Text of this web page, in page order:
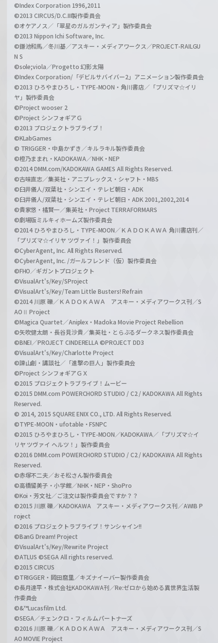
©Index Corporation 1996,2011
©2013 CIRCUS/D.C.III製作委員会
©オケアノス／「翠星のガルガンティア」製作委員会
©2013 Nippon Ichi Software, Inc.
©鎌池和馬／冬川基／アスキー・メディアワークス／PROJECT-RAILGU
N S
©sole;viola／Progetto 幻影太陽
©Index Corporation/「デビルサバイバー2」アニメーション製作委員会
©2013 ひろやまひろし・TYPE-MOON・角川書店／「プリズマ☆イリ
ヤ」製作委員会
©Project wooser 2
©Project シンフォギアＧ
©2013 プロジェクトラブライブ！
©KLabGames
© TRIGGER・中島かずき／キルラキル製作委員会
©橙乃ままれ・KADOKAWA／NHK・NEP
©2014 DMM.com/KADOKAWA GAMES All Rights Reserved.
©古味直志／集英社・アニプレックス・シャフト・MBS
©臼井儀人/双葉社・シンエイ・テレビ朝日・ADK
©臼井儀人/双葉社・シンエイ・テレビ朝日・ADK 2001,2002,2014
©貴家悠・橘賢一／集英社・Project TERRAFORMARS
©劇場版ミルキィホームズ製作委員会
©2014 ひろやまひろし・TYPE-MOON／ＫＡＤＯＫＡＷＡ 角川書店刊／
「プリズマ☆イリヤ ツヴァイ！」製作委員会
©CyberAgent, Inc. All Rights Reserved.
©CyberAgent, Inc. /ガールフレンド（仮）製作委員会
©FHO／ギガントプロジェクト
©VisualArt's/Key/SProject
©VisualArt's/Key/Team Little Busters! Refrain
©2014 川原 礫／ＫＡＤＯＫＡＷＡ アスキー・メディアワークス刊／S
AOⅡ Project
©Magica Quartet／Aniplex・Madoka Movie Project Rebellion
©矢吹健太朗・長谷見沙貴／集英社・とらぶるダークネス製作委員会
©BNEI／PROJECT CINDERELLA ©PROJECT DD3
©VisualArt's/Key/Charlotte Project
©諫山創・講談社／「進撃の巨人」製作委員会
©Project シンフォギアＧＸ
©2015 プロジェクトラブライブ！ムービー
©2015 DMM.com POWERCHORD STUDIO / C2 / KADOKAWA All Rights
Reserved.
© 2014, 2015 SQUARE ENIX CO., LTD. All Rights Reserved.
©TYPE-MOON・ufotable・FSNPC
©2015 ひろやまひろし・TYPE-MOON／KADOKAWA／「プリズマ☆イ
リヤ ツヴァイ ヘルツ！」製作委員会
©2016 DMM.com POWERCHORD STUDIO / C2 / KADOKAWA All Rights
Reserved.
©赤塚不二夫／おそ松さん製作委員会
©高橋留美子・小学館／NHK・NEP・ShoPro
©Koi・芳文社／ご注文は製作委員会ですか？？
©2015 川原 礫／KADOKAWA アスキー・メディアワークス刊／AWIB P
roject
©2016 プロジェクトラブライブ！サンシャイン!!
©BanG Dream! Project
©VisualArt's/Key/Rewrite Project
©ATLUS ©SEGA All rights reserved.
©2015 CIRCUS
©TRIGGER・岡田麿里／キズナイーバー製作委員会
©長月達平・株式会社KADOKAWA刊／Re:ゼロから始める異世界生活製
作委員会
©&™Lucasfilm Ltd.
©SEGA／チェンクロ・フィルムパートナーズ
©2016 川原 礫／ＫＡＤＯＫＡＷＡ アスキー・メディアワークス刊／S
AO MOVIE Project